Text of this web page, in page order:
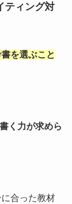
ティング対
を選ぶこと
く力が求めら
合った教材